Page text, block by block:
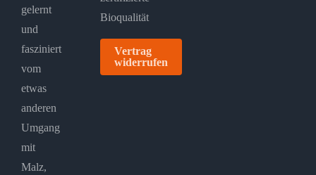
gelernt
und
fasziniert
vom
etwas
anderen
Umgang
mit
Malz,
Vertrag
widerrufen